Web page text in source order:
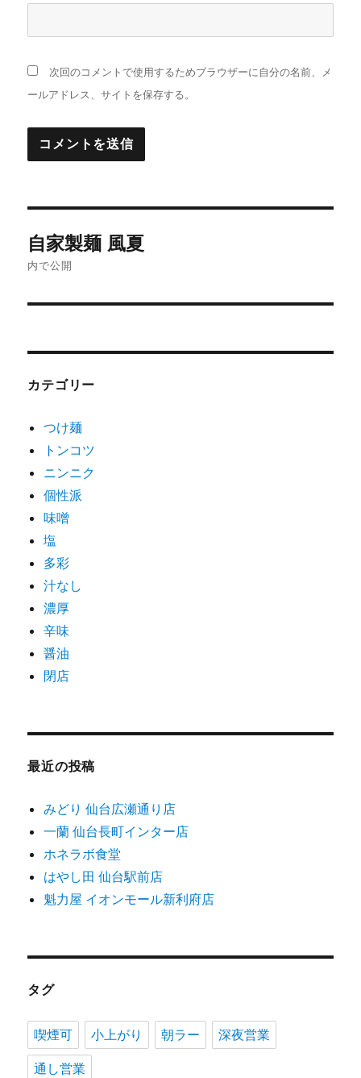
次回のコメントで使用するためブラウザーに自分の名前、メ
ールアドレス、サイトを保存する。
稿
ゲ
ー
シ
ン
自家製麺 風夏
内で公開
カテゴリー
つけ麺
トンコツ
ニンニク
個性派
味噌
塩
多彩
汁なし
濃厚
辛味
醤油
閉店
最近の投稿
みどり 仙台広瀬通り店
一蘭 仙台長町インター店
ホネラボ食堂
はやし田 仙台駅前店
魁力屋 イオンモール新利府店
タグ
喫煙可 小上がり 朝ラー 深夜営業
通し営業